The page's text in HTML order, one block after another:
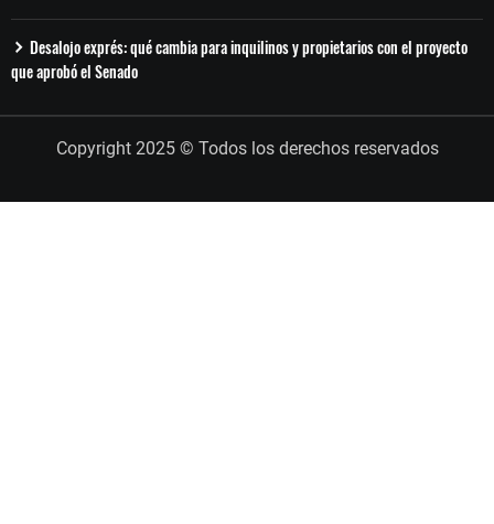
Desalojo exprés: qué cambia para inquilinos y propietarios con el proyecto
que aprobó el Senado
Copyright 2025 © Todos los derechos reservados